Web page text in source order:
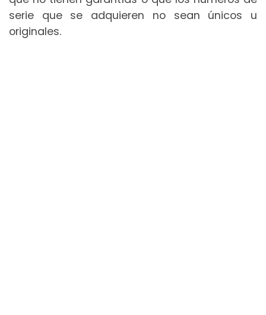
serie que se adquieren no sean únicos u
originales.